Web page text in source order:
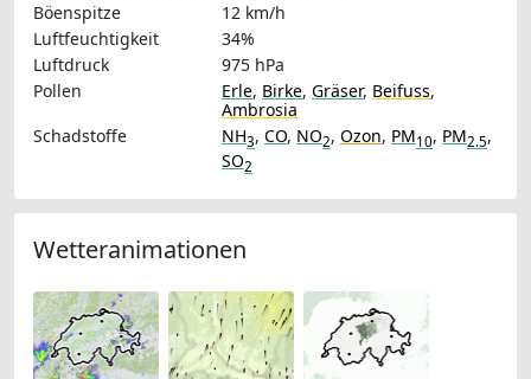
Böenspitze
12 km/h
Luftfeuchtigkeit
34%
Luftdruck
975 hPa
Pollen
Erle, Birke, Gräser, Beifuss,
Ambrosia
Schadstoffe
NH3, CO, NO2, Ozon, PM10, PM2.5,
SO2
Wetteranimationen